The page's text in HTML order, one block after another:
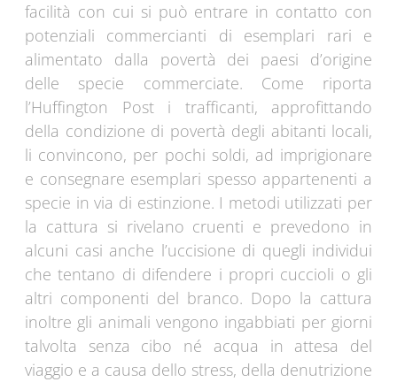
facilità con cui si può entrare in contatto con
potenziali commercianti di esemplari rari e
alimentato dalla povertà dei paesi d’origine
delle specie commerciate. Come riporta
l’Huffington Post i trafficanti, approfittando
della condizione di povertà degli abitanti locali,
li convincono, per pochi soldi, ad imprigionare
e consegnare esemplari spesso appartenenti a
specie in via di estinzione. I metodi utilizzati per
la cattura si rivelano cruenti e prevedono in
alcuni casi anche l’uccisione di quegli individui
che tentano di difendere i propri cuccioli o gli
altri componenti del branco. Dopo la cattura
inoltre gli animali vengono ingabbiati per giorni
talvolta senza cibo né acqua in attesa del
viaggio e a causa dello stress, della denutrizione